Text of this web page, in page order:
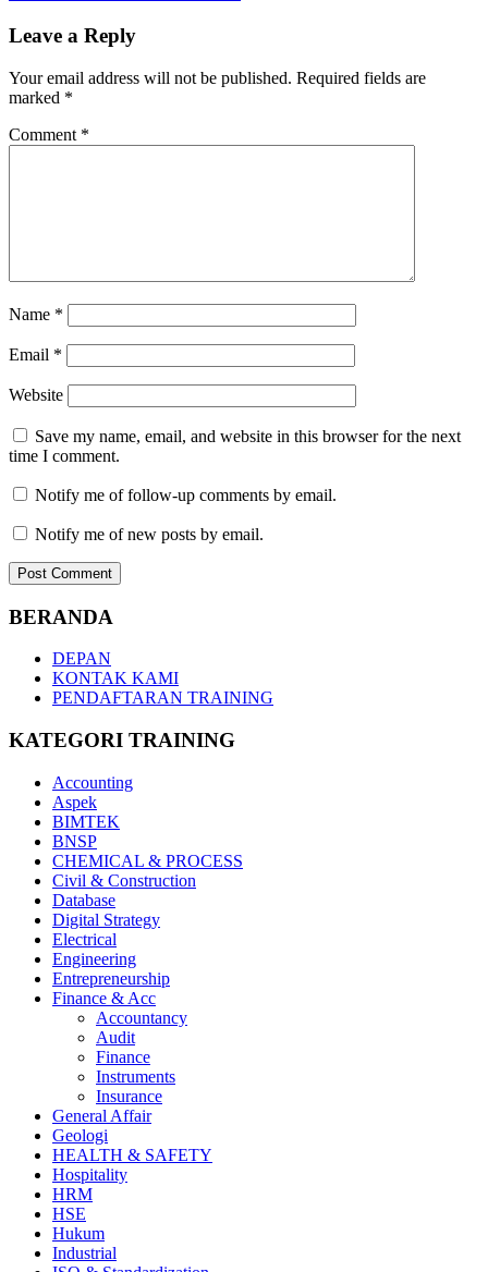
Reporting
navigation
Leave a Reply
Your email address will not be published. Required fields are
marked *
Comment *
Name *
Email *
Website
Save my name, email, and website in this browser for the next
time I comment.
Notify me of follow-up comments by email.
Notify me of new posts by email.
BERANDA
DEPAN
KONTAK KAMI
PENDAFTARAN TRAINING
KATEGORI TRAINING
Accounting
Aspek
BIMTEK
BNSP
CHEMICAL & PROCESS
Civil & Construction
Database
Digital Strategy
Electrical
Engineering
Entrepreneurship
Finance & Acc
Accountancy
Audit
Finance
Instruments
Insurance
General Affair
Geologi
HEALTH & SAFETY
Hospitality
HRM
HSE
Hukum
Industrial